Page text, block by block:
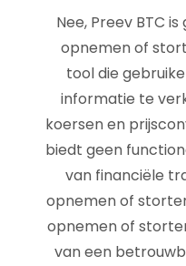
Nee, Preev BTC
opnemen of
tool die
informatie te
koersen en
biedt geen
van financiële
opnemen of
opnemen of
van een